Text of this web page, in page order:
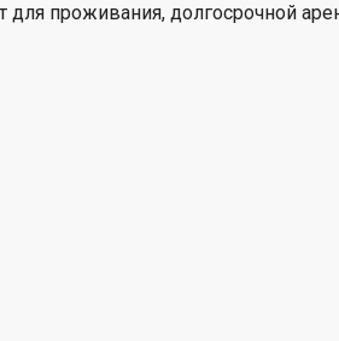
для проживания, долгосрочной